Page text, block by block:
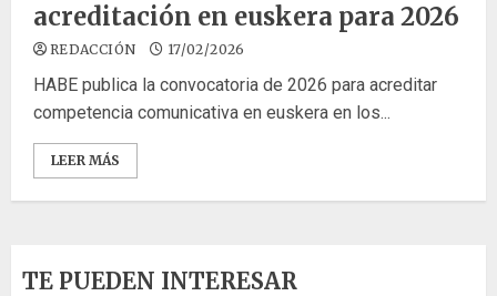
acreditación en euskera para 2026
REDACCIÓN 17/02/2026
HABE publica la convocatoria de 2026 para acreditar
competencia comunicativa en euskera en los...
LEER MÁS
TE PUEDEN INTERESAR